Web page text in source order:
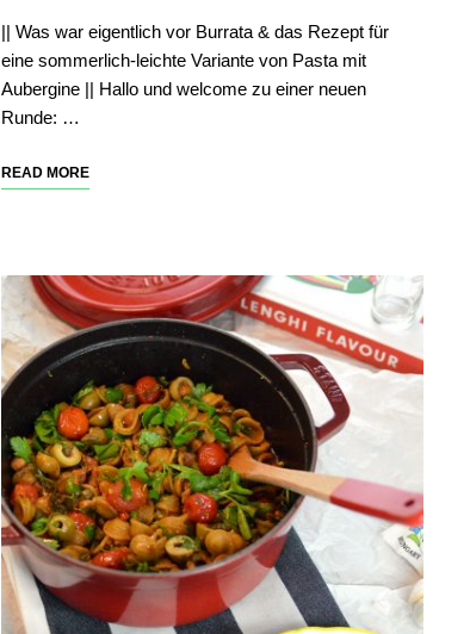
|| Was war eigentlich vor Burrata & das Rezept für
eine sommerlich-leichte Variante von Pasta mit
Aubergine || Hallo und welcome zu einer neuen
Runde: …
READ MORE